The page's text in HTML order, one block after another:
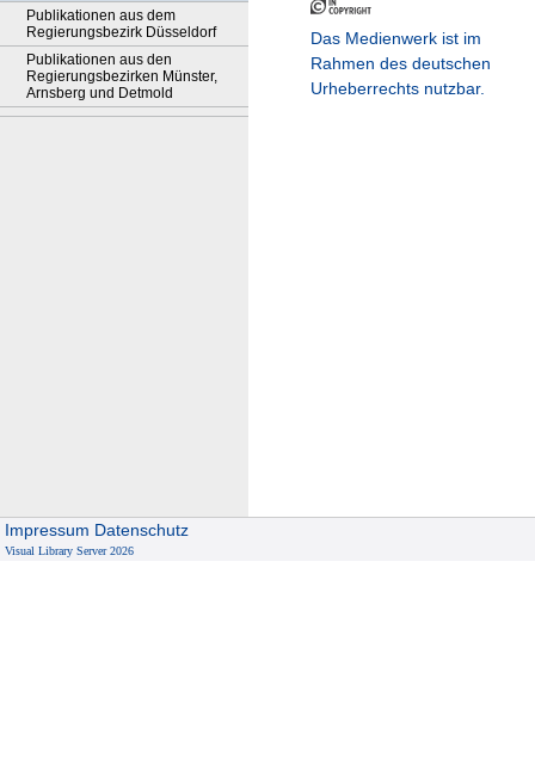
Publikationen aus dem
Regierungsbezirk Düsseldorf
Publikationen aus den
Regierungsbezirken Münster,
Arnsberg und Detmold
Das Medienwerk ist im
Rahmen des deutschen
Urheberrechts nutzbar.
Impressum Datenschutz
Visual Library Server 2026